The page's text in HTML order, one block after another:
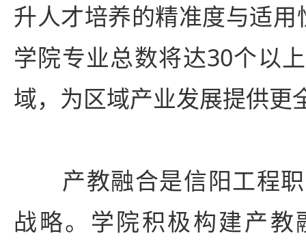
升人才培养的精准度与适
学院专业总数将达30个以
域，为区域产业发展提供更
产教融合是信阳工程职
战略。学院积极构建产教